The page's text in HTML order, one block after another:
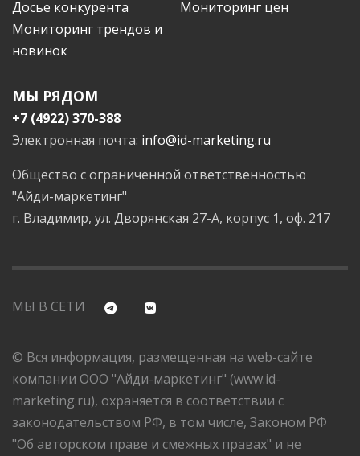
Досье конкурента
Мониторинг цен
Мониторинг трендов и
новинок
МЫ РЯДОМ
+7 (4922) 370-388
Электронная почта: info@id-marketing.ru
Общество с ограниченной ответственностью
"Айди-маркетинг"
г. Владимир, ул. Дворянская 27-А, корпус 1, оф. 217
МЫ В СЕТИ
© Вся информация, размещенная на web-сайте
компании ООО "Айди-маркетинг" (www.id-
marketing.ru), охраняется в соответствии с
законодательством РФ, в том числе, Законом РФ
"Об авторском праве и смежных правах" и не